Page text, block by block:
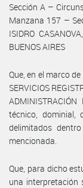
Sección A –
Manzana 157 –
ISIDRO
BUENOS AIRES
Que, en el marco
SERVICIOS
técnico, dominial,
delimitados
mencionada.
Que, para dicho
una interpretación